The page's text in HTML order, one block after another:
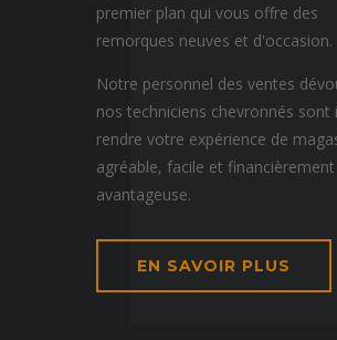
premier plan qui vous offre des
remorques neuves et d'occasion.
Notre personnel des ventes
nos techniciens chevronnés sont
rendre votre expérience de
agréable, facile et financièrement
avantageuse.
EN SAVOIR PLUS